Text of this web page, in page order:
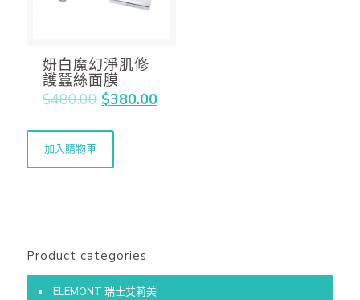
妍白魔幻淨肌修
護蠶絲面膜
$480.00 $380.00
加入購物車
Product categories
ELEMONT 瑞士艾莉美